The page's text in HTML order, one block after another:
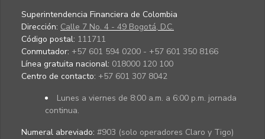
Superintendencia Financiera de Colombia
Dirección: Calle 7 No. 4 - 49 Bogotá, D.C.
Código postal: 111711
Conmutador: +57 601 594 0200 - +57 601 350 8166
Línea gratuita nacional: 018000 120 100
Centro de contacto: +57 601 307 8042
Lunes a viernes de 8:00 a.m. a 6:00 p.m. jornada
continua.
Numeral abreviado: #903 (solo operadores Claro y Tigo)